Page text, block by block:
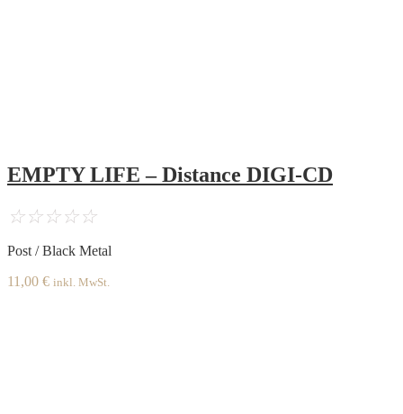
EMPTY LIFE – Distance DIGI-CD
☆☆☆☆☆
Post / Black Metal
11,00 € inkl. MwSt.